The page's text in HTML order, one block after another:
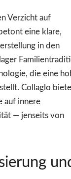
Verzicht auf
eine klare,
in den
die eine
Collaglo
auf innere
— jenseits von